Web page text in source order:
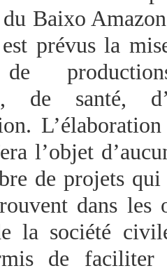
Baixo
prévus la
de
de santé,
l’objet
de projets qui
dans les
la société
de